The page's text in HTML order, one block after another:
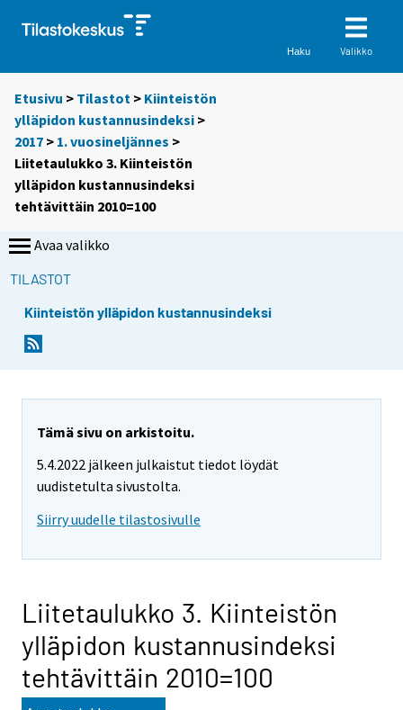
Haku Valikko
Etusivu > Tilastot > Kiinteistön
ylläpidon kustannusindeksi >
2017 > 1. vuosineljännes >
Liitetaulukko 3. Kiinteistön
ylläpidon kustannusindeksi
tehtävittäin 2010=100
Avaa valikko
TILASTOT
Kiinteistön ylläpidon kustannusindeksi
Tämä sivu on arkistoitu.
5.4.2022 jälkeen julkaistut tiedot löydät
uudistetulta sivustolta.
Siirry uudelle tilastosivulle
Liitetaulukko 3. Kiinteistön
ylläpidon kustannusindeksi
tehtävittäin 2010=100